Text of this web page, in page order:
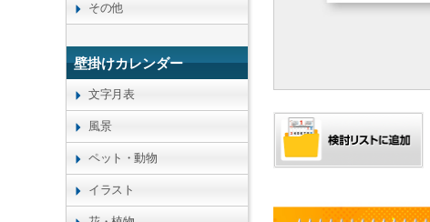
その他
壁掛けカレンダー
文字月表
風景
ペット・動物
イラスト